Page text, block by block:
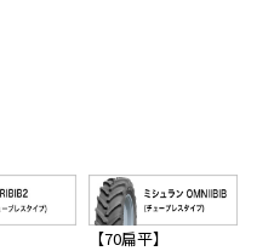
【70扁平】